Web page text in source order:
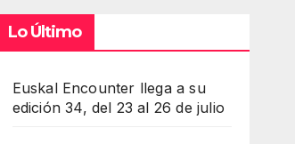
Lo Último
Euskal Encounter llega a su
edición 34, del 23 al 26 de julio